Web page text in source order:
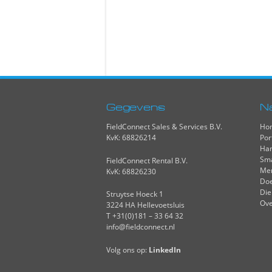
Gegevens
FieldConnect Sales & Services B.V.
KvK: 68826214
FieldConnect Rental B.V.
KvK: 68826230
Struytse Hoeck 1
3224 HA Hellevoetsluis
T +31(0)181 – 33 64 32
info@fieldconnect.nl
Volg ons op: LinkedIn